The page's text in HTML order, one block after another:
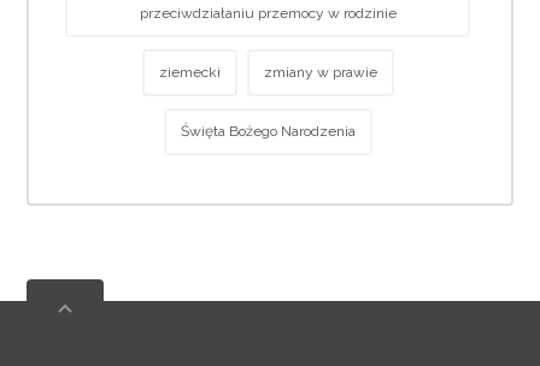
przeciwdziałaniu przemocy w rodzinie
ziemecki zmiany w prawie
Święta Bożego Narodzenia